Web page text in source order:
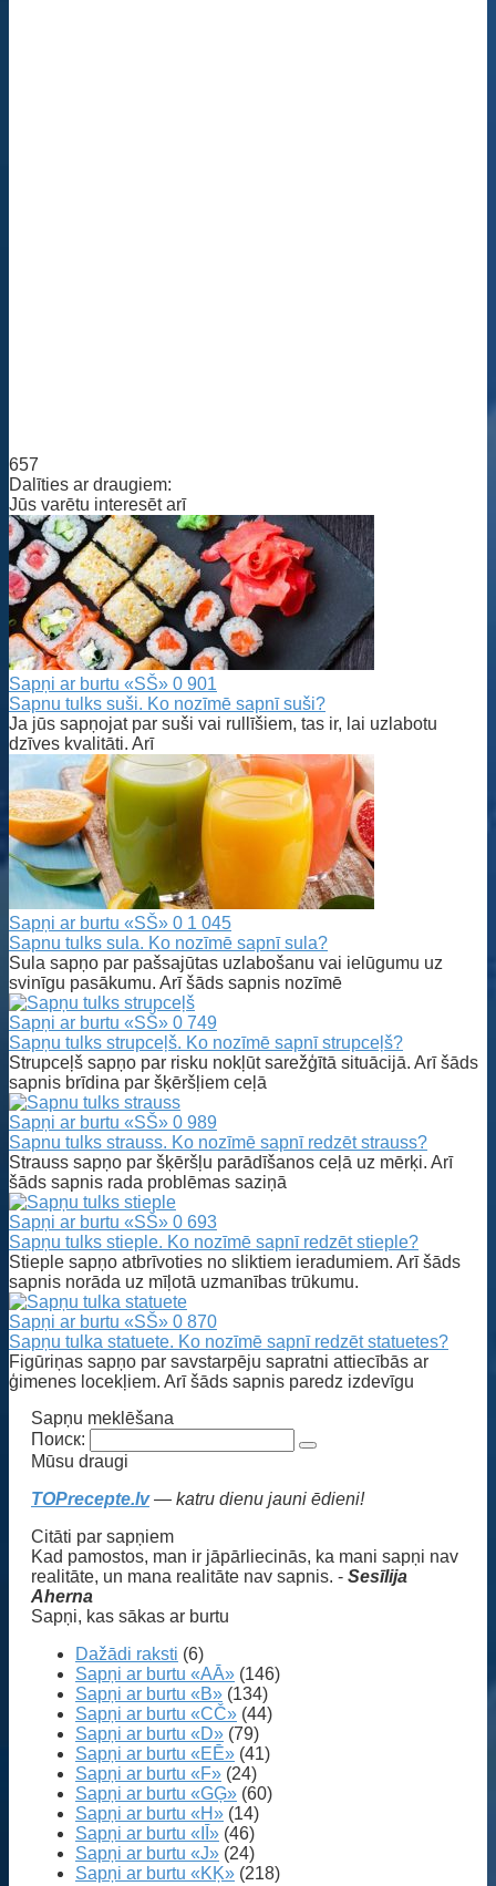
657
Dalīties ar draugiem:
Jūs varētu interesēt arī
Sapņi ar burtu «SŠ» 0 901
Sapnu tulks suši. Ko nozīmē sapnī suši?
Ja jūs sapņojat par suši vai rullīšiem, tas ir, lai uzlabotu
dzīves kvalitāti. Arī
Sapņi ar burtu «SŠ» 0 1 045
Sapnu tulks sula. Ko nozīmē sapnī sula?
Sula sapņo par pašsajūtas uzlabošanu vai ielūgumu uz
svinīgu pasākumu. Arī šāds sapnis nozīmē
Sapņi ar burtu «SŠ» 0 749
Sapņu tulks strupceļš. Ko nozīmē sapnī strupceļš?
Strupceļš sapņo par risku nokļūt sarežģītā situācijā. Arī šāds
sapnis brīdina par šķēršļiem ceļā
Sapņi ar burtu «SŠ» 0 989
Sapnu tulks strauss. Ko nozīmē sapnī redzēt strauss?
Strauss sapņo par šķēršļu parādīšanos ceļā uz mērķi. Arī
šāds sapnis rada problēmas saziņā
Sapņi ar burtu «SŠ» 0 693
Sapņu tulks stieple. Ko nozīmē sapnī redzēt stieple?
Stieple sapņo atbrīvoties no sliktiem ieradumiem. Arī šāds
sapnis norāda uz mīļotā uzmanības trūkumu.
Sapņi ar burtu «SŠ» 0 870
Sapņu tulka statuete. Ko nozīmē sapnī redzēt statuetes?
Figūriņas sapņo par savstarpēju sapratni attiecībās ar
ģimenes locekļiem. Arī šāds sapnis paredz izdevīgu
Sapņu meklēšana
Поиск:
Mūsu draugi
TOPrecepte.lv— katru dienu jauni ēdieni!
Citāti par sapņiem
Kad pamostos, man ir jāpārliecinās, ka mani sapņi nav
realitāte, un mana realitāte nav sapnis. - Sesīlija
Aherna
Sapņi, kas sākas ar burtu
Dažādi raksti (6)
Sapņi ar burtu «AĀ» (146)
Sapņi ar burtu «B» (134)
Sapņi ar burtu «CČ» (44)
Sapņi ar burtu «D» (79)
Sapņi ar burtu «EĒ» (41)
Sapņi ar burtu «F» (24)
Sapņi ar burtu «GĢ» (60)
Sapņi ar burtu «H» (14)
Sapņi ar burtu «IĪ» (46)
Sapņi ar burtu «J» (24)
Sapņi ar burtu «KĶ» (218)